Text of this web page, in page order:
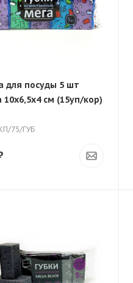
для посуды 5 шт
10х6,5х4 см (15уп/кор)
75/ГУБ